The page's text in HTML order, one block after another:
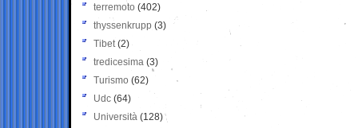
terremoto (402)
thyssenkrupp (3)
Tibet(2)
tredicesima (3)
Turismo (62)
Udc (64)
Università (128)